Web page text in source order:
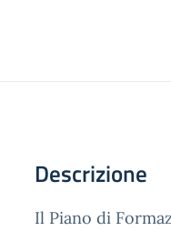
Descrizione
Il Piano di